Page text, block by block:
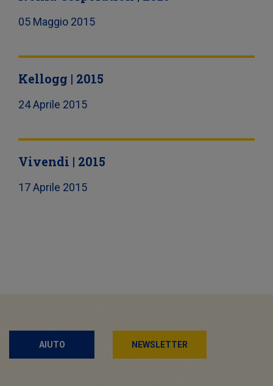
05 Maggio 2015
Kellogg | 2015
24 Aprile 2015
Vivendi | 2015
17 Aprile 2015
AIUTO NEWSLETTER